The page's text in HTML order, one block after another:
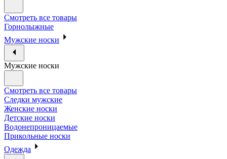
Смотреть все товары
Горнолыжные
Мужские носки
Мужские носки
Смотреть все товары
Следки мужские
Женские носки
Детские носки
Водонепроницаемые
Прикольные носки
Одежда